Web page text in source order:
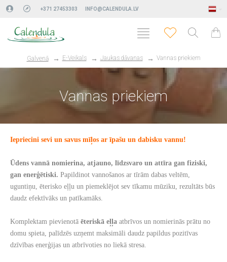
+371 27453303 INFO@CALENDULA.LV
Galvenā E-Veikals Jaukas dāvanas Vannas priekiem
Vannas priekiem
Iepriecini sevi un savus mīļos ar īpašu un dabisku vannu!
Ūdens vannā nomierina, atjauno, līdzsvaro un attīra gan fiziski,
gan enerģētiski. Papildinot vannošanos ar tīrām dabas veltēm,
uguntiņu, ēterisko eļļu un piemeklējot sev tīkamu mūziku, rezultāts būs
daudz efektīvāks un patīkamāks.
Komplektam pievienotā ēteriskā eļļa atbrīvos un nomierinās prātu no
domu spieta, palīdzēs uzņemt maksimāli daudz papildus pozitīvas
dzīvības enerģijas un atbrīvoties no liekā stresa.